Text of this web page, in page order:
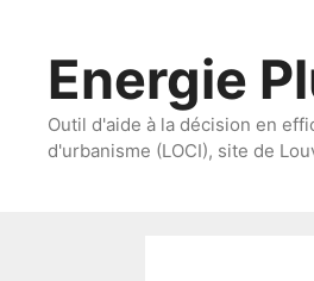
contenuEnergie
Outil d'aide à la décision en
d'urbanisme (LOCI), site de